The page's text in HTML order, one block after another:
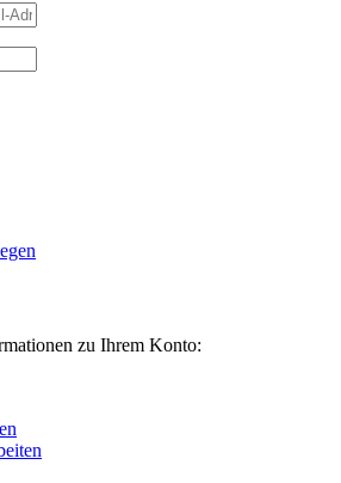
zu Ihrem Konto: